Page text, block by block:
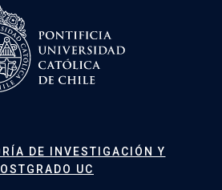
DE INVESTIGACIÓN Y
UC